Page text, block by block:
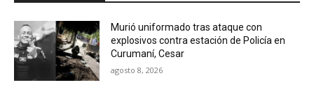
Murió uniformado tras ataque con
explosivos contra estación de Policía en
Curumaní, Cesar
agosto 8, 2026